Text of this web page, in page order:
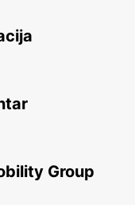
Group